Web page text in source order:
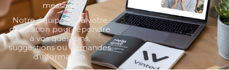
message
Notre équipe est à votre
disposition pour répondre
à vos questions,
suggestions ou demandes
d’information.